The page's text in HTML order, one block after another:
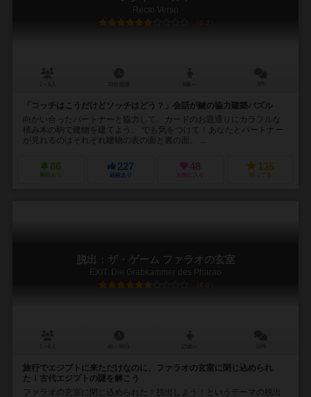
Recto Verso
6.2
「コッチはこうだけどソッチはどう？」会話が鍵の協力建築パズル
向かい合ったパートナーと協力して、カードのお題通りにカラフルな
積み木の駒で建物を建てよう。 でも気をつけて！あなたとパートナー
が見れるのはそれぞれ建物の表の面と裏の面。 ...
86
興味あり
227
経験あり
48
お気に入り
135
持ってる
脱出：ザ・ゲーム ファラオの玄室
EXIT: Die Grabkammer des Pharao
6.0
旅行でエジプトに来ただけなのに、ファラオの玄室に閉じ込められ
た！古代エジプトの謎を解こう
ファラオの玄室に閉じ込められた！脱出しよう！というテーマの脱出